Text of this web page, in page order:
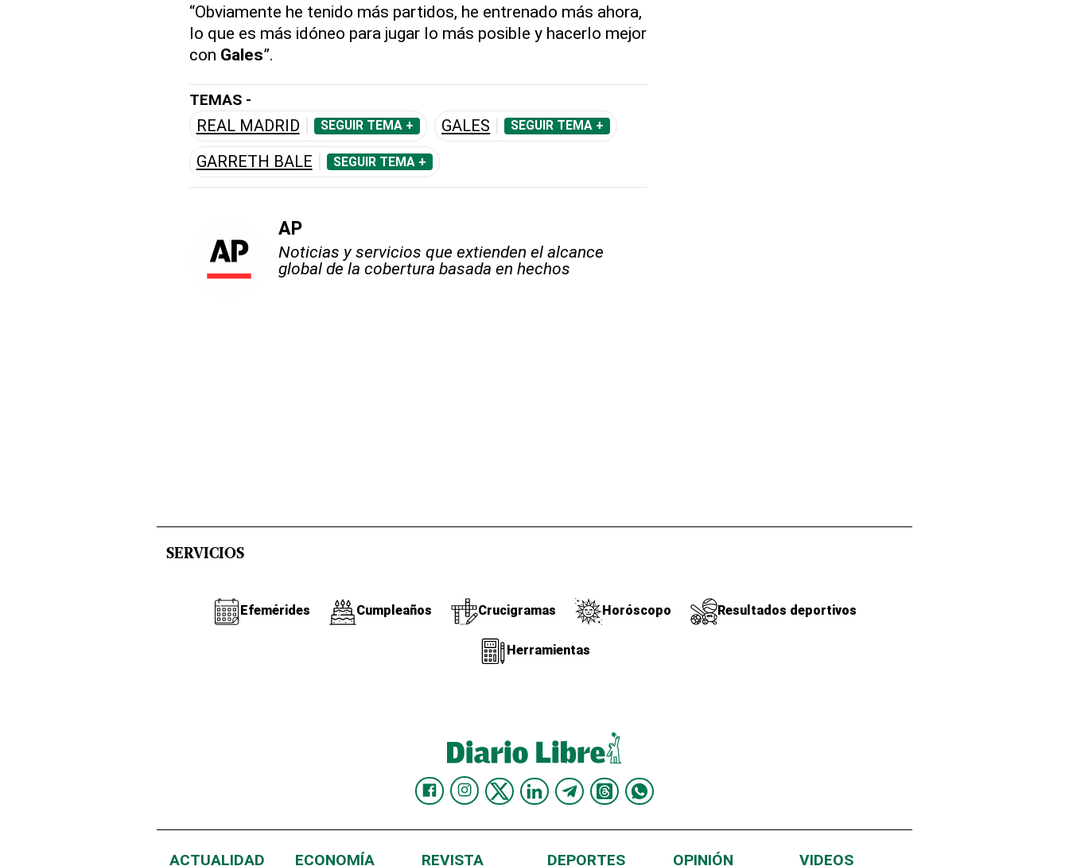
“Obviamente he tenido más partidos, he entrenado más ahora,
lo que es más idóneo para jugar lo más posible y hacerlo mejor
con Gales”.
TEMAS -
REAL MADRID SEGUIR TEMA + GALES SEGUIR TEMA +
GARRETH BALE SEGUIR TEMA +
AP
Noticias y servicios que extienden el alcance
global de la cobertura basada en hechos
SERVICIOS
Efemérides Cumpleaños Crucigramas Horóscopo Resultados deportivos
Herramientas
ACTUALIDAD ECONOMÍA REVISTA DEPORTES OPINIÓN VIDEOS